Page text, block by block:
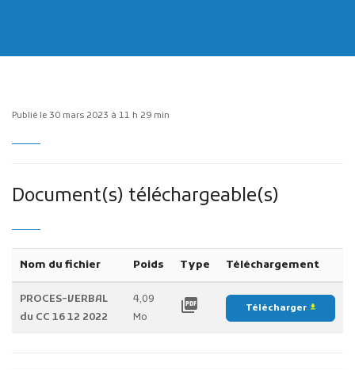
Plans d'accès
Publié le 30 mars 2023 à 11 h 29 min
Document(s) téléchargeable(s)
Nom du fichier Poids Type Téléchargement
PROCES-VERBAL
du CC 16 12 2022
4,09
Mo
picture_as_pdf Télécharger file_download